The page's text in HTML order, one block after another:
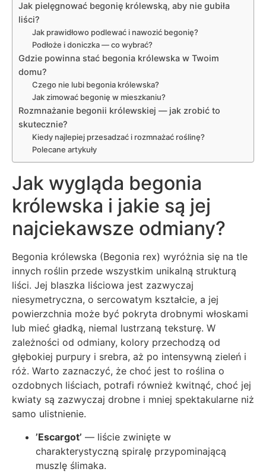
Jak pielęgnować begonię królewską, aby nie gubiła
liści?
Jak prawidłowo podlewać i nawozić begonię?
Podłoże i doniczka — co wybrać?
Gdzie powinna stać begonia królewska w Twoim
domu?
Czego nie lubi begonia królewska?
Jak zimować begonię w mieszkaniu?
Rozmnażanie begonii królewskiej — jak zrobić to
skutecznie?
Kiedy najlepiej przesadzać i rozmnażać roślinę?
Polecane artykuły
Jak wygląda begonia
królewska i jakie są jej
najciekawsze odmiany?
Begonia królewska (Begonia rex) wyróżnia się na tle
innych roślin przede wszystkim unikalną strukturą
liści. Jej blaszka liściowa jest zazwyczaj
niesymetryczna, o sercowatym kształcie, a jej
powierzchnia może być pokryta drobnymi włoskami
lub mieć gładką, niemal lustrzaną teksturę. W
zależności od odmiany, kolory przechodzą od
głębokiej purpury i srebra, aż po intensywną zieleń i
róż. Warto zaznaczyć, że choć jest to roślina o
ozdobnych liściach, potrafi również kwitnąć, choć jej
kwiaty są zazwyczaj drobne i mniej spektakularne niż
samo ulistnienie.
’Escargot’ — liście zwinięte w
charakterystyczną spiralę przypominającą
muszlę ślimaka.